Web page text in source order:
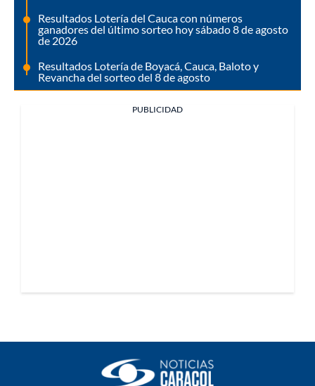
Resultados Lotería del Cauca con números
ganadores del último sorteo hoy sábado 8 de agosto
de 2026
Resultados Lotería de Boyacá, Cauca, Baloto y
Revancha del sorteo del 8 de agosto
PUBLICIDAD